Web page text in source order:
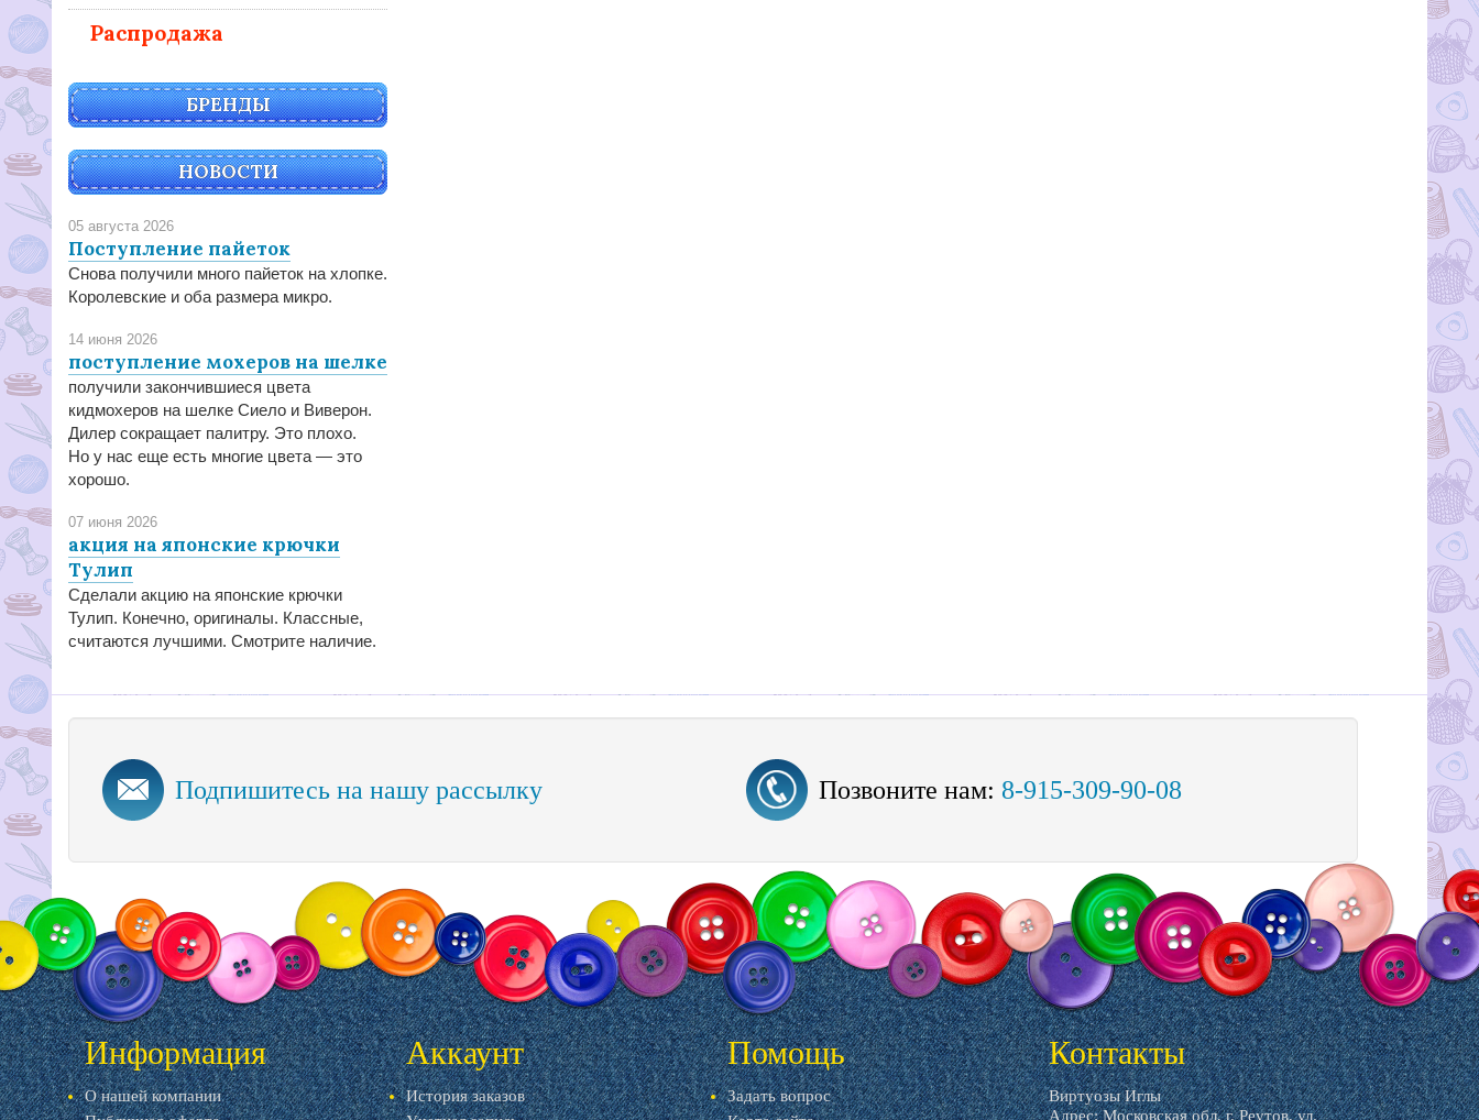
Распродажа
БРЕНДЫ
НОВОСТИ
05 августа 2026
Поступление пайеток
Снова получили много пайеток на хлопке.
Королевские и оба размера микро.
14 июня 2026
поступление мохеров на шелке
получили закончившиеся цвета
кидмохеров на шелке Сиело и Виверон.
Дилер сокращает палитру. Это плохо.
Но у нас еще есть многие цвета — это
хорошо.
07 июня 2026
акция на японские крючки
Тулип
Сделали акцию на японские крючки
Тулип. Конечно, оригиналы. Классные,
считаются лучшими. Смотрите наличие.
Подпишитесь на нашу рассылку Позвоните нам: 8-915-309-90-08
Информация
О нашей компании
Аккаунт
История заказов
Помощь
Задать вопрос
Контакты
Виртуозы Иглы
Адрес: Московская обл, г. Реутов, ул.